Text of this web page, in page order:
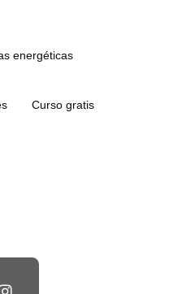
energéticas
Curso gratis